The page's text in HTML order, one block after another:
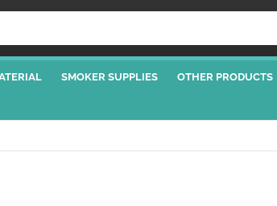
SMOKER SUPPLIES OTHER PRODUCTS